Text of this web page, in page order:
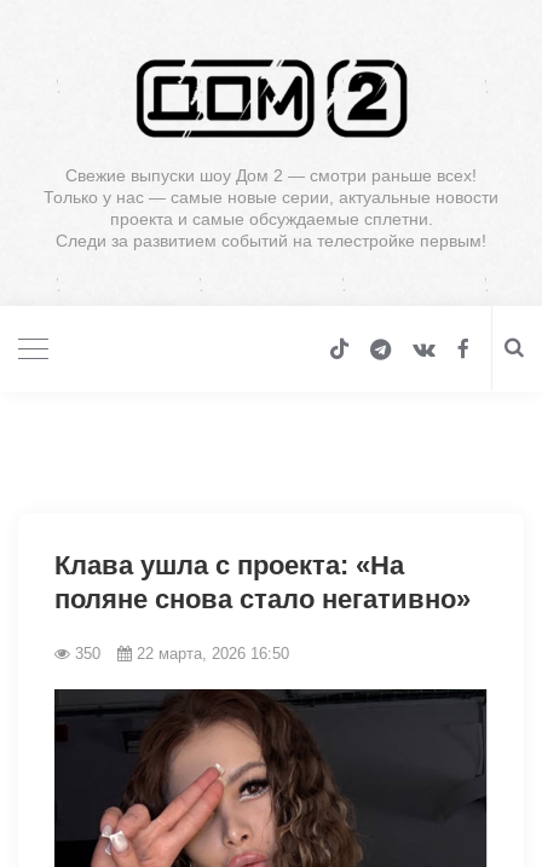
Свежие выпуски шоу Дом 2 — смотри раньше всех!
Только у нас — самые новые серии, актуальные новости
проекта и самые обсуждаемые сплетни.
Следи за развитием событий на телестройке первым!
Клава ушла с проекта: «На
поляне снова стало негативно»
350 22 марта, 2026 16:50